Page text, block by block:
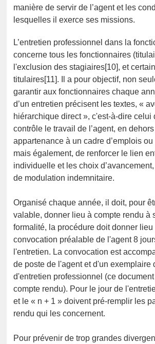
manière de servir de l’agent et les
lesquelles il exerce ses missions.
L’entretien professionnel dans la
concerne tous les fonctionnaires
l'exclusion des stagiaires[10], et
titulaires[11]. Il a pour objectif, non
garantir aux fonctionnaires chaque
d’un entretien précisent les textes, «
hiérarchique direct », c'est-à-dire celui
contrôle le travail de l’agent, en
appartenance à un cadre d’emplois ou
mais également, de renforcer le lien
individuelle et les choix
de modulation indemnitaire.
Organisé chaque année, il doit, pour
valable, donner lieu à compte rendu à
formalité, la procédure doit donner lieu
convocation préalable de l'agent 8
l'entretien. La convocation est
de poste de l'agent et d'un exemplaire
d'entretien professionnel (ce
compte rendu). Pour le jour de
et le « n + 1 » doivent pré-remplir les
rendu qui les concernent.
Pour prévenir de trop grandes